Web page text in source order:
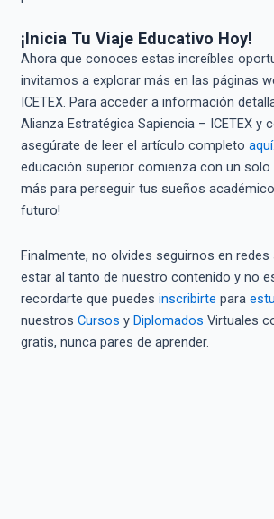
¡Inicia Tu Viaje Educativo Hoy!
Ahora que conoces estas increíbles
invitamos a explorar más en las páginas
ICETEX. Para acceder a información
Alianza Estratégica Sapiencia – ICETEX y
asegúrate de leer el artículo completo aquí.
educación superior comienza con un solo
más para perseguir tus sueños
futuro!
Finalmente, no olvides seguirnos en
estar al tanto de nuestro contenido y no
recordarte que puedes inscribirte para
nuestros Cursos y Diplomados Virtuales
gratis, nunca pares de aprender.